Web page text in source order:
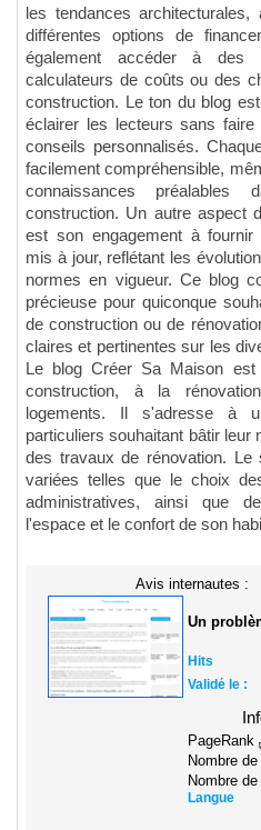
les tendances
différentes options de
également accéder à des
calculateurs de coûts ou des
construction. Le ton du blog
éclairer les lecteurs sans
conseils personnalisés.
facilement compréhensible,
connaissances
construction. Un autre aspect
est son engagement à fournir
mis à jour, reflétant les
normes en vigueur. Ce blog
précieuse pour quiconque
de construction ou de
claires et pertinentes sur les
Le blog Créer Sa Maison
construction, à la
logements. Il s'adresse à
particuliers souhaitant bâtir leur
des travaux de rénovation. Le
variées telles que le choix
administratives, ainsi que
l'espace et le confort de son
Avis internautes :
Un
Hits
Validé le :
PageRank
Nombre
Nombre
Langue